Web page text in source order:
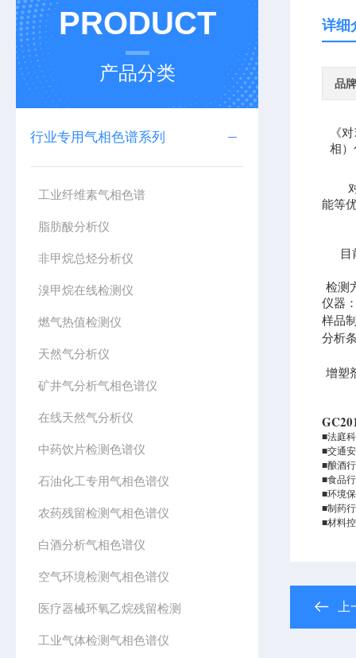
PRODUCT
产品分类
行业专用气相色谱系列
工业纤维素气相色谱
脂肪酸分析仪
非甲烷总烃分析仪
溴甲烷在线检测仪
燃气热值检测仪
天然气分析仪
矿井气分析气相色谱仪
在线天然气分析仪
中药饮片检测色谱仪
石油化工专用气相色谱仪
农药残留检测气相色谱仪
白酒分析气相色谱仪
空气环境检测气相色谱仪
医疗器械环氧乙烷残留检测
工业气体检测气相色谱仪
详细
品牌
《
相
对
能等
目
检测
仪器
样品
分析
增塑
■法庭
■交通
■酿酒
■食品
■环境
■制药
■材料